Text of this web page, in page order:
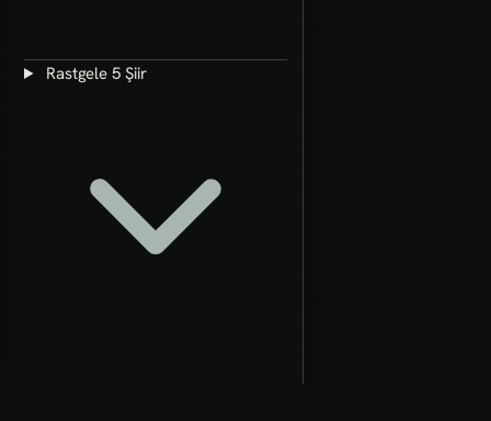
Rastgele 5 Şiir